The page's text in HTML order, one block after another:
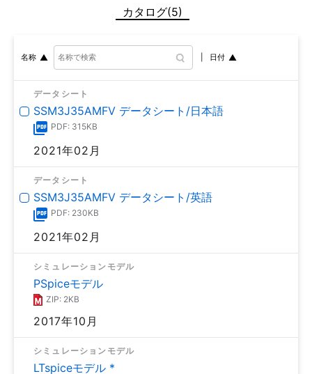
カタログ(5)
名称 日付
データシート
SSM3J35AMFV データシート/日本語
PDF: 315KB
2021年02月
データシート
SSM3J35AMFV データシート/英語
PDF: 230KB
2021年02月
シミュレーションモデル
PSpiceモデル
ZIP: 2KB
2017年10月
シミュレーションモデル
LTspiceモデル *